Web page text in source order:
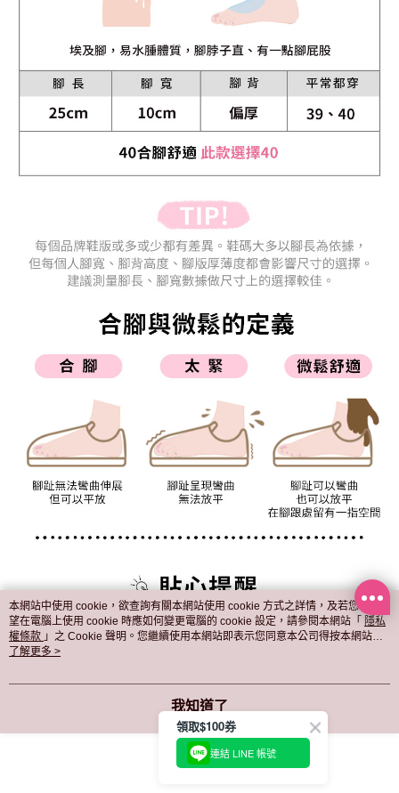
本網站中使用 cookie，欲查詢有關本網站使用 cookie 方式之詳情，及若您不希
望在電腦上使用 cookie 時應如何變更電腦的 cookie 設定，請參閱本網站「 隱私
權條款 」之 Cookie 聲明。您繼續使用本網站即表示您同意本公司得按本網站使
用條款之 Cookie 聲明使用 cookie。
了解更多 >
我知道了
領取$100券
連結 LINE 帳號